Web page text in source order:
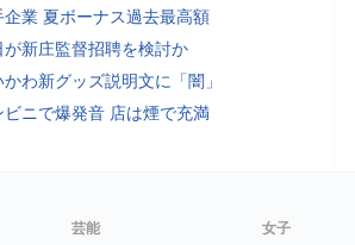
企業 夏ボーナス過去最高額
が新庄監督招聘を検討か
かわ新グッズ説明文に「闇」
ビニで爆発音 店は煙で充満
芸能 女子